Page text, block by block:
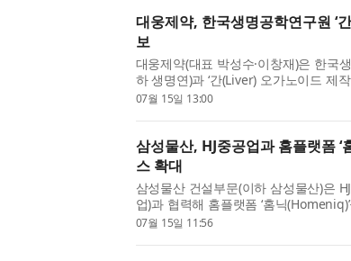
대웅제약, 한국생명공학연구원 ‘
보
대웅제약(대표 박성수·이창재)은 한국
하 생명연)과 ‘간(Liver) 오가노이드 제
기술이전 계약을 최근 체결했다고 15
07월 15일 13:00
삼성물산, HJ중공업과 홈플랫폼 ‘
스 확대
삼성물산 건설부문(이하 삼성물산)은
업)과 협력해 홈플랫폼 ‘홈닉
스마트 주거 서비스 확대에 나선다. 삼
07월 15일 11:56